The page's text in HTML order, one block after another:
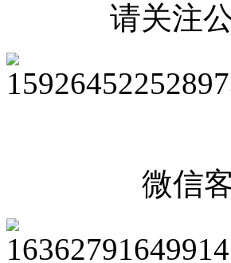
请关注公
微信客